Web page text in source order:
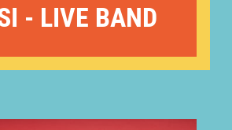
- LIVE BAND